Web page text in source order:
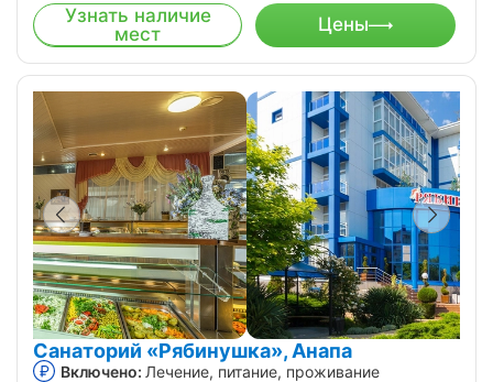
Узнать наличие
мест
Цены
Санаторий «Рябинушка», Анапа
Включено: Лечение, питание, проживание